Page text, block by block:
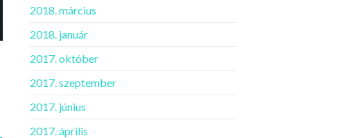
2018. március
2018. január
2017. október
2017. szeptember
2017. június
2017. április